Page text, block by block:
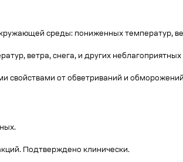
среды: пониженных температур,
ветра, снега, и других неблагоприятных
от обветриваний и
Подтверждено клинически.